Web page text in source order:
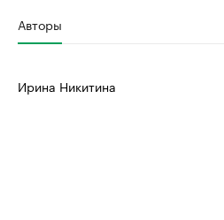
Авторы
Ирина Никитина